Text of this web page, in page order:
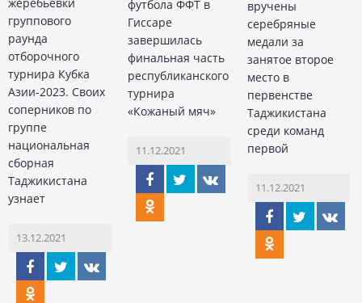
группового
раунда
отборочного
турнира Кубка
Азии-2023. Своих
соперников по
группе
национальная
сборная
Таджикистана
узнает
13.12.2021
футбола ФФТ в
Гиссаре
завершилась
финальная часть
республиканского
турнира
«Кожаный мяч»
11.12.2021
вручены
серебряные
медали за
занятое второе
место в
первенстве
Таджикистана
среди команд
первой
11.12.2021